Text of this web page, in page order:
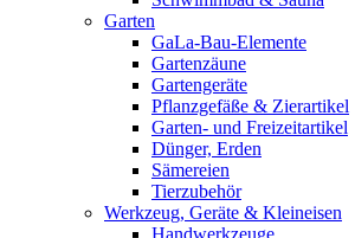
Garten
GaLa-Bau-Elemente
Gartenzäune
Gartengeräte
Pflanzgefäße & Zierartikel
Garten- und Freizeitartikel
Dünger, Erden
Sämereien
Tierzubehör
Werkzeug, Geräte & Kleineisen
Handwerkzeuge